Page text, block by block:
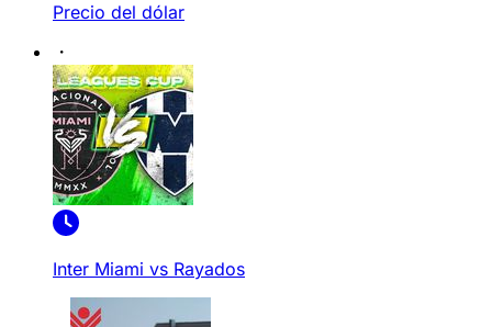
Precio del dólar
Inter Miami vs Rayados